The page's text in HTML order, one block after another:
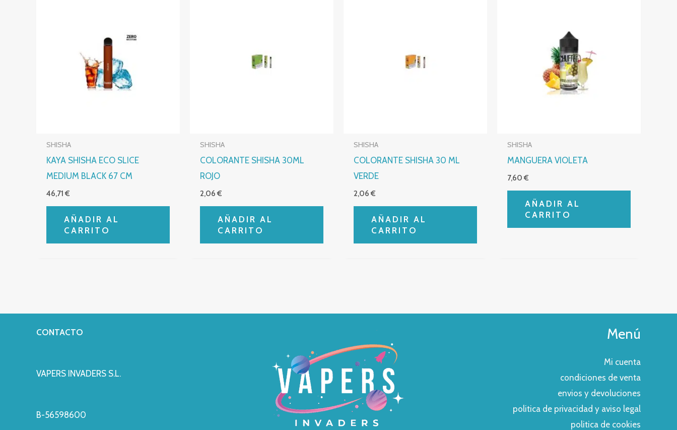
SHISHA
KAYA SHISHA ECO SLICE
MEDIUM BLACK 67 CM
46,71€
AÑADIR AL
CARRITO
SHISHA
COLORANTE SHISHA 30ML
ROJO
2,06€
AÑADIR AL
CARRITO
SHISHA
COLORANTE SHISHA 30 ML
VERDE
2,06€
AÑADIR AL
CARRITO
SHISHA
MANGUERA VIOLETA
7,60€
AÑADIR AL
CARRITO
CONTACTO
VAPERS INVADERS S.L.
B-56598600
Menú
Mi cuenta
condiciones de venta
envios y devoluciones
politica de privacidad y aviso legal
politica de cookies